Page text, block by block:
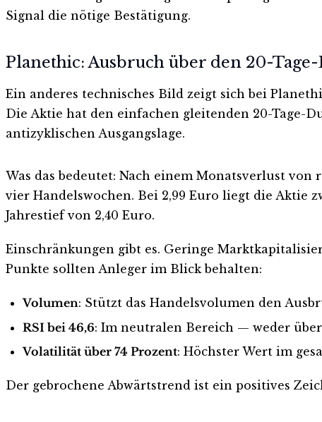
Signal die nötige Bestätigung.
Planethic: Ausbruch über den 20-
Ein anderes technisches Bild zeigt sich bei
Die Aktie hat den einfachen gleitenden 20-Tage-
antizyklischen Ausgangslage.
Was das bedeutet: Nach einem Monatsverlust
vier Handelswochen. Bei 2,99 Euro liegt die Aktie
Jahrestief von 2,40 Euro.
Einschränkungen gibt es. Geringe
Punkte sollten Anleger im Blick behalten:
Volumen: Stützt das Handelsvolumen den
RSI bei 46,6: Im neutralen Bereich — weder
Volatilität über 74 Prozent: Höchster Wert im
Der gebrochene Abwärtstrend ist ein positives